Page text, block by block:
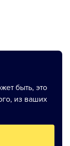
быть, это
из ваших